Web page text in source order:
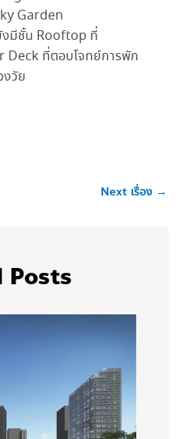
Garden
งมีชั้น Rooftop ที่
Deck ที่ตอบโจทย์การพัก
วัย
Next เรื่อง →
Posts